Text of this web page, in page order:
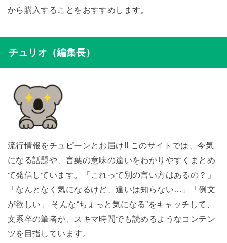
から購入することをおすすめします。
チュリオ（編集長）
流行情報をチュピーンとお届け!! このサイトでは、今気
になる話題や、言葉の意味の違いをわかりやすくまとめ
て発信しています。「これって別の言い方はあるの？」
「なんとなく気になるけど、違いは知らない…」「例文
が欲しい」 そんな“ちょっと気になる”をキャッチして、
文系卒の筆者が、スキマ時間でも読めるようなコンテン
ツを目指しています。